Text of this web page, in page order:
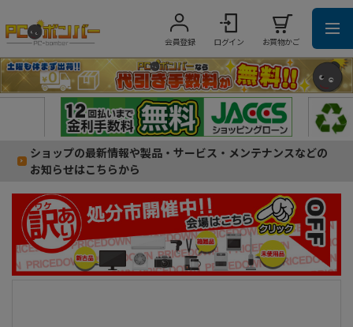
会員登録 ログイン お買物かご
ショップの最新情報や製品・サービス・メンテナンスなどの
お知らせはこちらから